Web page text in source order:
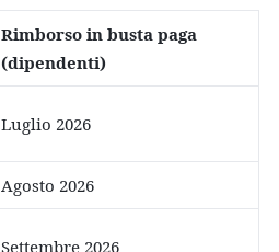
Rimborso in busta paga
(dipendenti)
Luglio 2026
Agosto 2026
Settembre 2026